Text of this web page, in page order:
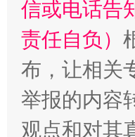
信或电话告
责任自负）
布，让相关
举报的内容
观点和对其